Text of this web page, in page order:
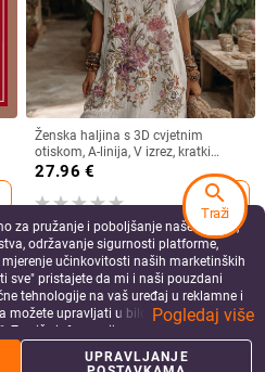
Ženska haljina s 3D cvjetnim
otiskom, A-linija, V izrez, kratki
rukavi, kratka duljina haljine, pull-
27.96 €
add_shopping_cart
za pružanje i poboljšanje naše Usluge,
održavanje sigurnosti platforme,
učinkovitosti naših marketinških
sve" pristajete da mi i naši pouzdani
tehnologije na vaš uređaj u reklamne i
možete upravljati u bilo kojem trenutku
Za više informacija pogledajte našu
Pogledaj više
UPRAVLJANJE
search
Traži